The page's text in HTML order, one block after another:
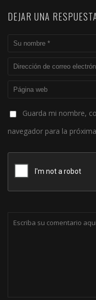
DEJAR UNA
Guarda mi nombre,
navegador para la